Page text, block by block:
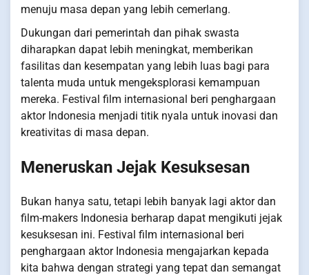
menuju masa depan yang lebih cemerlang.
Dukungan dari pemerintah dan pihak swasta
diharapkan dapat lebih meningkat, memberikan
fasilitas dan kesempatan yang lebih luas bagi para
talenta muda untuk mengeksplorasi kemampuan
mereka. Festival film internasional beri penghargaan
aktor Indonesia menjadi titik nyala untuk inovasi dan
kreativitas di masa depan.
Meneruskan Jejak Kesuksesan
Bukan hanya satu, tetapi lebih banyak lagi aktor dan
film-makers Indonesia berharap dapat mengikuti jejak
kesuksesan ini. Festival film internasional beri
penghargaan aktor Indonesia mengajarkan kepada
kita bahwa dengan strategi yang tepat dan semangat